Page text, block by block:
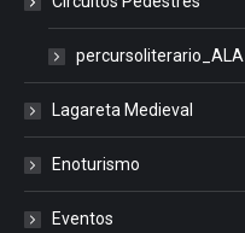
percursoliterario_ALA
Lagareta Medieval
Enoturismo
Eventos